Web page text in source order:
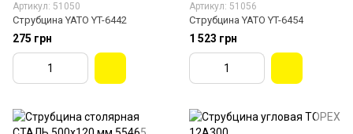
Артикул: 51050
Струбцина YATO YT-6442
275 грн
Артикул: 51056
Струбцина YATO YT-6454
1 523 грн